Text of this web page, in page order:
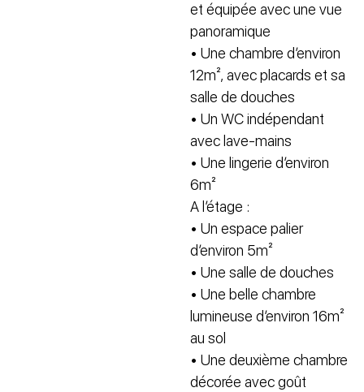
et équipée avec une vue
panoramique
• Une chambre d’environ
12m², avec placards et sa
salle de douches
• Un WC indépendant
avec lave-mains
• Une lingerie d’environ
6m²
A l’étage :
• Un espace palier
d’environ 5m²
• Une salle de douches
• Une belle chambre
lumineuse d’environ 16m²
au sol
• Une deuxième chambre
décorée avec goût